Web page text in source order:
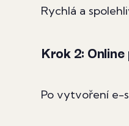
Rychlá a
Krok 2:
Po vytvoření e-